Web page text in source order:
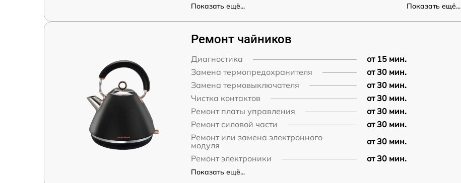
Показать ещё... Показать ещё...
Ремонт чайников
Диагностика
от 15 мин.
Замена термопредохранителя
от 30 мин.
Замена термовыключателя
от 30 мин.
Чистка контактов
от 30 мин.
Ремонт платы управления
от 30 мин.
Ремонт силовой части
от 30 мин.
Ремонт или замена электронного
модуля
от 30 мин.
Ремонт электроники
от 30 мин.
Показать ещё...